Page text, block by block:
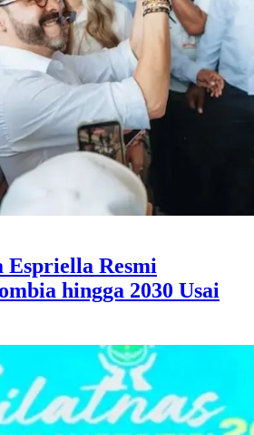
Espriella Resmi
hingga 2030 Usai